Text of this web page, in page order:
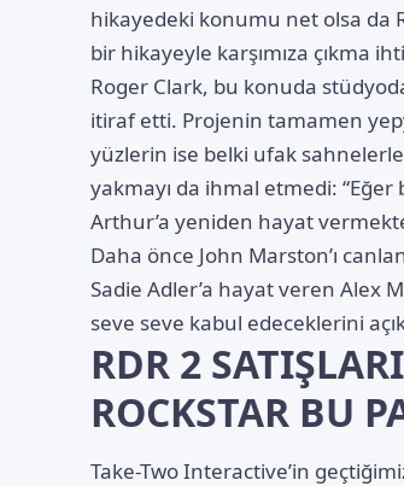
hikayedeki konumu net olsa da
bir hikayeyle karşımıza çıkma
Roger Clark, bu konuda
itiraf etti. Projenin tamamen
yüzlerin ise belki ufak sahnelerle
yakmayı da ihmal etmedi:
Arthur’a yeniden hayat
Daha önce John Marston’ı
Sadie Adler’a hayat veren Alex
seve seve kabul edeceklerini
RDR 2
ROCKSTAR BU
Take-Two Interactive’in